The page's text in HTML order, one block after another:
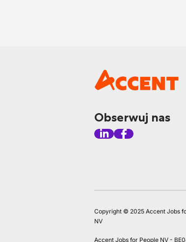
Obserwuj nas
Copyright © 2025 Accent Jobs
NV
Accent Jobs for People NV -